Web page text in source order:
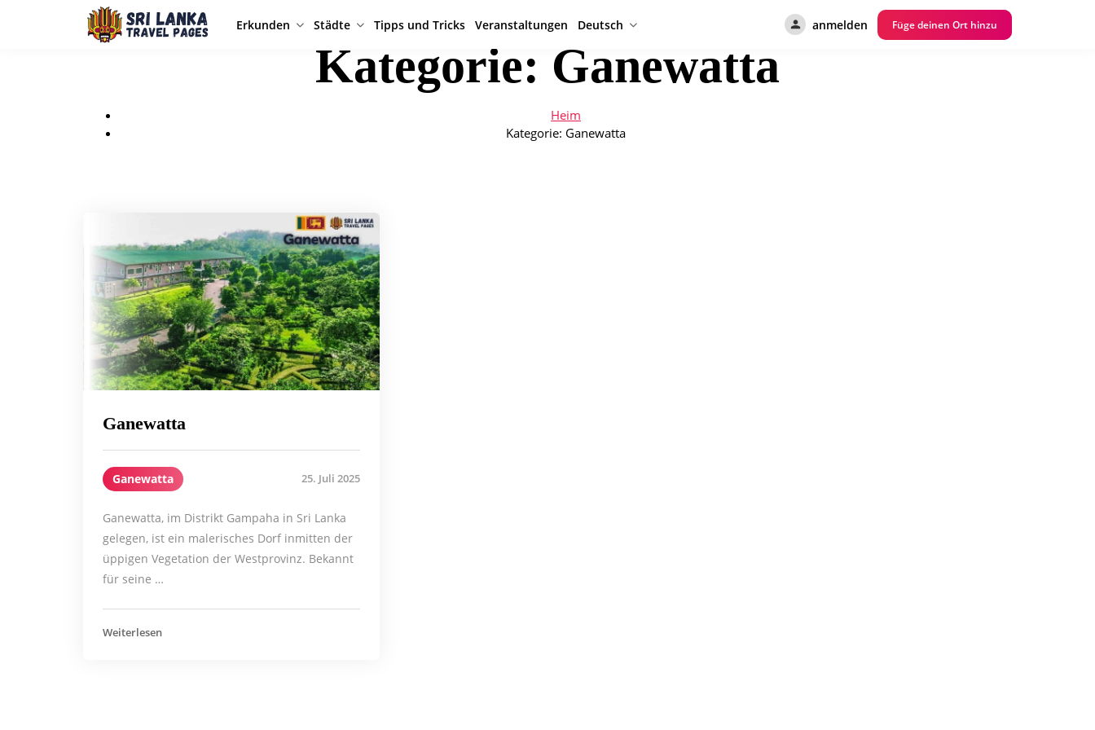
Erkunden Städte Tipps und Tricks Veranstaltungen Deutsch anmelden Füge deinen Ort hinzu
Kategorie: Ganewatta
Heim
Kategorie: Ganewatta
Ganewatta
Ganewatta 25. Juli 2025
Ganewatta, im Distrikt Gampaha in Sri Lanka
gelegen, ist ein malerisches Dorf inmitten der
üppigen Vegetation der Westprovinz. Bekannt
für seine …
Weiterlesen